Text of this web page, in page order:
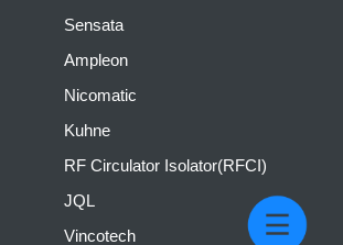
Sensata
Ampleon
Nicomatic
Kuhne
RF Circulator Isolator(RFCI)
JQL
Vincotech